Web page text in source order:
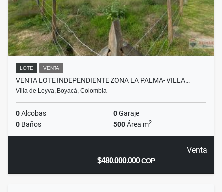
LOTE VENTA
VENTA LOTE INDEPENDIENTE ZONA LA PALMA- VILLA…
Villa de Leyva, Boyacá, Colombia
0Alcobas 0Garaje
0 Baños 500Área m2
Venta
$480.000.000COP